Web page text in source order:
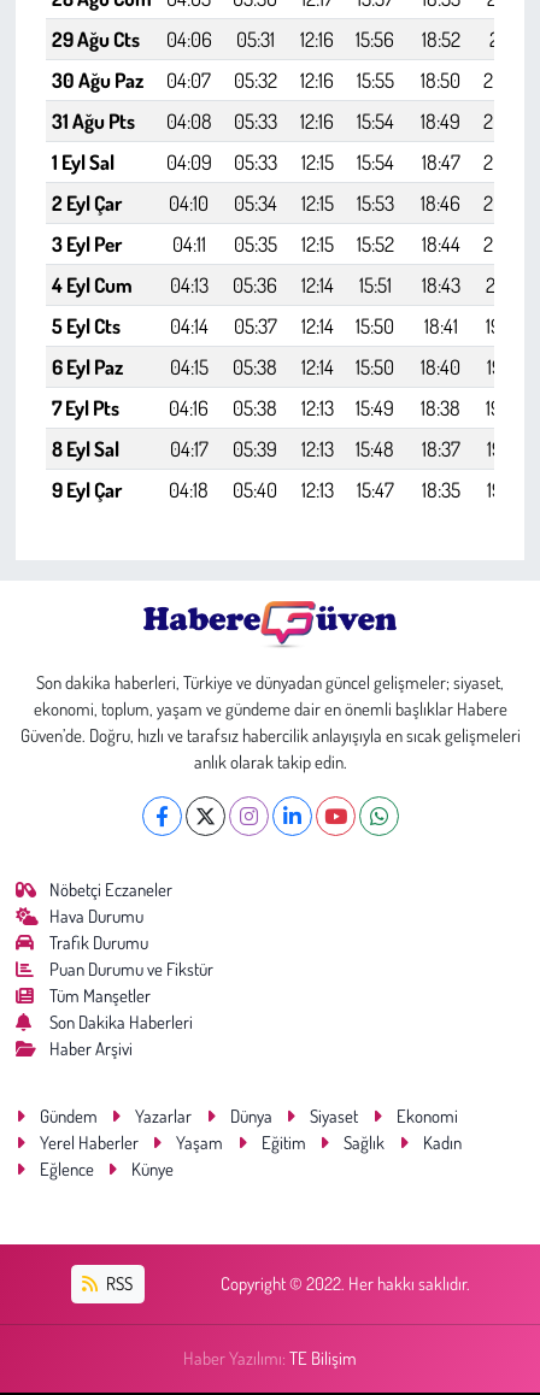
29 Ağu Cts
04:06 05:31 12:16 15:56 18:52
20:11
30 Ağu Paz
04:07 05:32 12:16 15:55 18:50
20:09
31 Ağu Pts
04:08 05:33 12:16 15:54 18:49
20:07
1 Eyl Sal
04:09 05:33 12:15 15:54 18:47
20:06
2 Eyl Çar
04:10 05:34 12:15 15:53 18:46
20:04
3 Eyl Per
04:11 05:35 12:15 15:52 18:44
20:02
4 Eyl Cum
04:13 05:36 12:14 15:51 18:43
20:01
5 Eyl Cts
04:14 05:37 12:14 15:50 18:41
19:59
6 Eyl Paz
04:15 05:38 12:14 15:50 18:40
19:57
7 Eyl Pts
04:16 05:38 12:13 15:49 18:38
19:56
8 Eyl Sal
04:17 05:39 12:13 15:48 18:37
19:54
9 Eyl Çar
04:18 05:40 12:13 15:47 18:35 19:52
Son dakika haberleri, Türkiye ve dünyadan güncel gelişmeler; siyaset,
ekonomi, toplum, yaşam ve gündeme dair en önemli başlıklar Habere
Güven’de. Doğru, hızlı ve tarafsız habercilik anlayışıyla en sıcak gelişmeleri
anlık olarak takip edin.
Nöbetçi Eczaneler
Hava Durumu
Trafik Durumu
Puan Durumu ve Fikstür
Tüm Manşetler
Son Dakika Haberleri
Haber Arşivi
Gündem Yazarlar Dünya Siyaset
Ekonomi
Yerel Haberler
Yaşam Eğitim Sağlık
Kadın
Eğlence
Künye
RSS Copyright © 2022. Her hakkı saklıdır.
Haber Yazılımı: TE Bilişim